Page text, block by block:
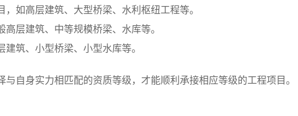
如高层建筑、大型桥梁、水利枢纽工程等。
层建筑、中等规模桥梁、水库等。
筑、小型桥梁、小型水库等。
自身实力相匹配的资质等级，才能顺利承接相应等级的工程项目。